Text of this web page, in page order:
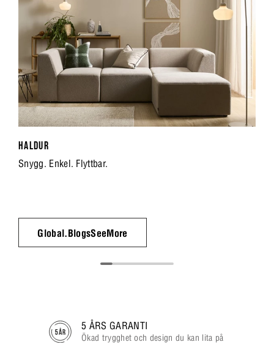
HALDUR
Snygg. Enkel. Flyttbar.
Global.BlogsSeeMore
5 ÅRS GARANTI
Ökad trygghet och design du kan lita på